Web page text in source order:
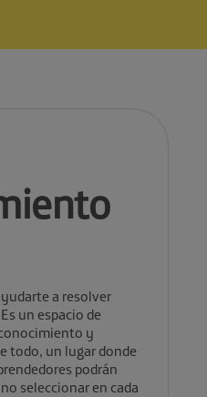
a resolver
un espacio de
y
todo, un lugar donde
podrán
seleccionar en cada